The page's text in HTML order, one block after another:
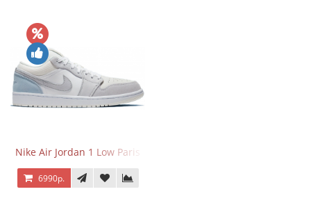
Nike Air Jordan 1 Low Paris
6990р.